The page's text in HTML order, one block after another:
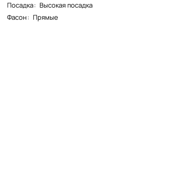
Посадка: Высокая посадка
Фасон: Прямые